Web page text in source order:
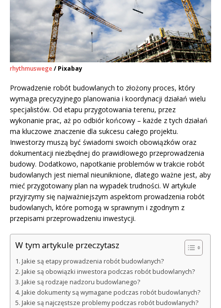
rhythmuswege/ Pixabay
Prowadzenie robót budowlanych to złożony proces, który
wymaga precyzyjnego planowania i koordynacji działań wielu
specjalistów. Od etapu przygotowania terenu, przez
wykonanie prac, aż po odbiór końcowy – każde z tych działań
ma kluczowe znaczenie dla sukcesu całego projektu.
Inwestorzy muszą być świadomi swoich obowiązków oraz
dokumentacji niezbędnej do prawidłowego przeprowadzenia
budowy. Dodatkowo, napotkanie problemów w trakcie robót
budowlanych jest niemal nieuniknione, dlatego ważne jest, aby
mieć przygotowany plan na wypadek trudności. W artykule
przyjrzymy się najważniejszym aspektom prowadzenia robót
budowlanych, które pomogą w sprawnym i zgodnym z
przepisami przeprowadzeniu inwestycji.
W tym artykule przeczytasz
Jakie są etapy prowadzenia robót budowlanych?
Jakie są obowiązki inwestora podczas robót budowlanych?
Jakie są rodzaje nadzoru budowlanego?
Jakie dokumenty są wymagane podczas robót budowlanych?
Jakie są najczęstsze problemy podczas robót budowlanych?